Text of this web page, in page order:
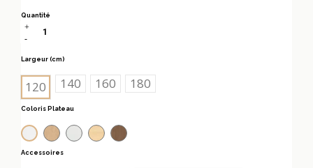
Largeur (cm)
120 140 160 180
Coloris Plateau
BlancChêne blanchi
Gris HêtreNoyer canaletto
Accessoires
Quantité